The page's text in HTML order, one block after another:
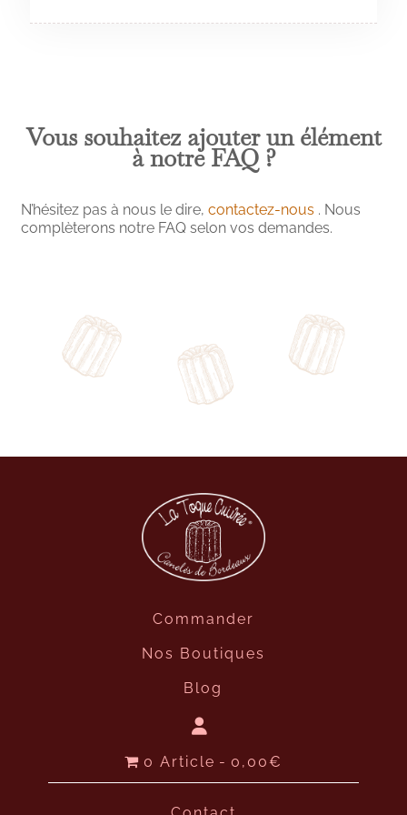
boutiques » sur notre site internet.
estampillées par ce logo
Voir les boutiques
Vous souhaitez ajouter un élément
à notre FAQ ?
N’hésitez pas à nous le dire, contactez-nous . Nous
complèterons notre FAQ selon vos demandes.
Commander
Nos Boutiques
Blog
0 Article 0,00€